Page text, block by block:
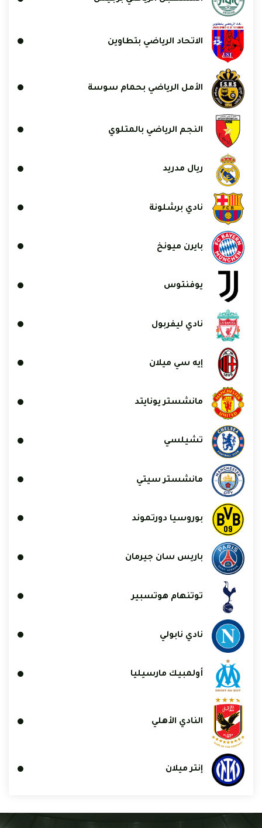
الاتحاد الرياضي بتطاوين
الأمل الرياضي بحمام سوسة
النجم الرياضي بالمتلوي
ريال مدريد
نادي برشلونة
بايرن ميونخ
يوفنتوس
نادي ليفربول
إيه سي ميلان
مانشستر يونايتد
تشيلسي
مانشستر سيتي
بوروسيا دورتموند
باريس سان جيرمان
توتنهام هوتسبير
نادي نابولي
أولمبيك مارسيليا
النادي الأهلي
إنتر ميلان